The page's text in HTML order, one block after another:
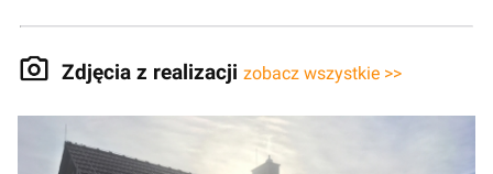
Zdjęcia z realizacji zobacz wszystkie >>